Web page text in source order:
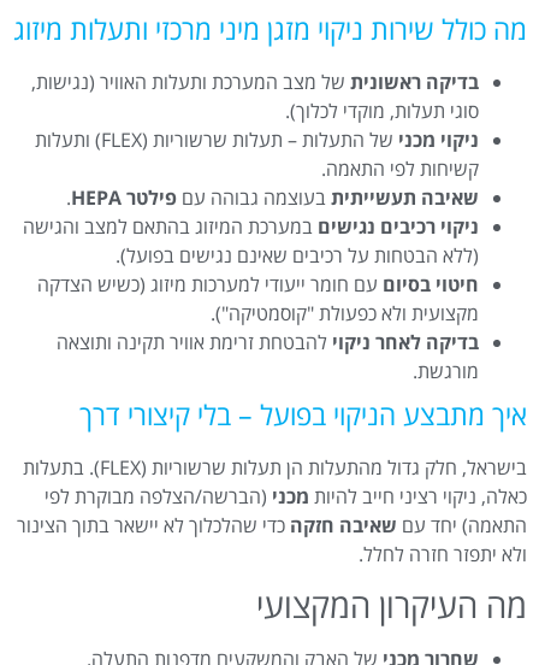
מה כולל שירות ניקוי מזגן מיני מרכזי ותעלות מיזוג
בדיקה ראשונית של מצב המערכת ותעלות האוויר (נגישות,
סוגי תעלות, מוקדי לכלוך).
ניקוי מכני
של התעלות – תעלות שרשוריות (FLEX) ותעלות
קשיחות לפי התאמה.
שאיבה תעשייתיתבעוצמה גבוהה עם פילטר HEPA
.
ניקוי רכיבים נגישים במערכת המיזוג בהתאם למצב והגישה
(ללא הבטחות על רכיבים שאינם נגישים בפועל).
חיטוי בסיום עם חומר ייעודי למערכות מיזוג (כשיש הצדקה
מקצועית ולא כפעולת "קוסמטיקה").
בדיקה לאחר ניקוי להבטחת זרימת אוויר תקינה ותוצאה
מורגשת.
איך מתבצע הניקוי בפועל – בלי קיצורי דרך
בישראל, חלק גדול מהתעלות הן תעלות שרשוריות (FLEX). בתעלות
כאלה, ניקוי רציני חייב להיות מכני (הברשה/הצלפה מבוקרת לפי
התאמה) יחד עם שאיבה חזקה כדי שהלכלוך לא יישאר בתוך הצינור
ולא יתפזר חזרה לחלל.
מה העיקרון המקצועי
שחרור מכני של האבק והמשקעים מדפנות התעלה.